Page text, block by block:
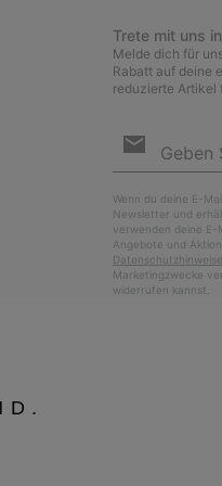
Trete mit uns
Melde dich für
Rabatt auf deine
reduzierte Artikel
Anmeldung
Wenn du deine E-
Newsletter und
verwenden deine E-
Angebote und
Marketingzwecke
widerrufen kannst.